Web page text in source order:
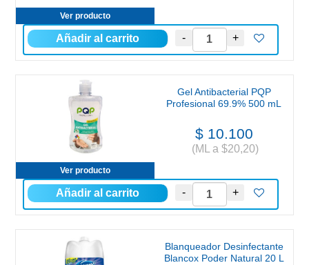
Ver producto
Ver producto
Gel Antibacterial PQP
Profesional 69.9% 500 mL
$ 10.100
(ML a $20,20)
Blanqueador Desinfectante
Blancox Poder Natural 20 L